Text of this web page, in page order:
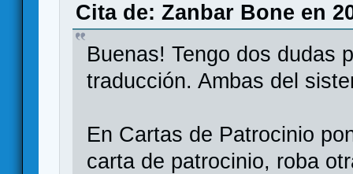
Cita de: Zanbar Bone en
Buenas! Tengo dos dudas
traducción. Ambas del
En Cartas de Patrocinio
carta de patrocinio, roba